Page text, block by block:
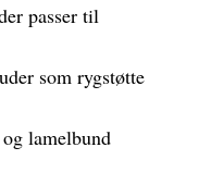
passer til
som rygstøtte
lamelbund